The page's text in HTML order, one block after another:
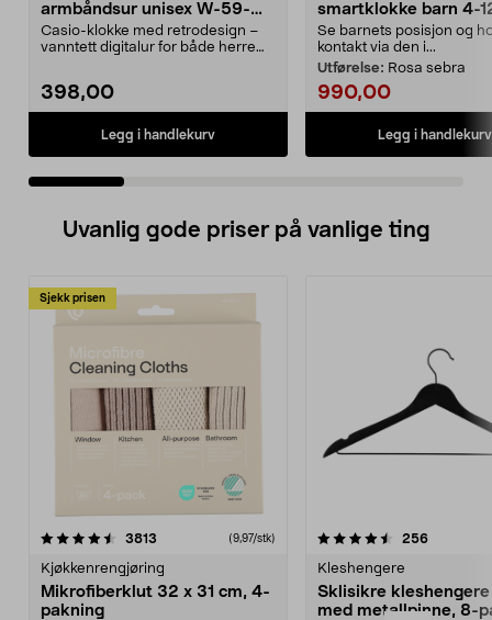
armbåndsur unisex W-59-
1VQES
Casio-klokke med retrodesign –
vanntett digitalur for både herre
398,00
Legg i handlekurv
smartklokke barn 4-
Se barnets posisjon og
kontakt via den i...
Utførelse: Rosa sebra
990,00
Legg i handlekurv
Uvanlig gode priser på vanlige ting
Sjekk prisen
3813 anmeldelser(9,97/stk)
Kjøkkenrengjøring
Mikrofiberklut 32 x 31 cm, 4-
pakning
4.5av 5 stjerner 256
Kleshengere
Sklisikre
med metallpinne, 8-
4.5av 5 stjerner